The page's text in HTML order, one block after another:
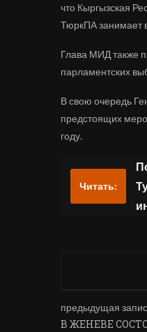
что Кыргызская
ТюркПА занимает
Глава МИД также
парламентских
В свою очередь
предстоящих
году.
Читать:
предыдущая
В ЖЕНЕВЕ